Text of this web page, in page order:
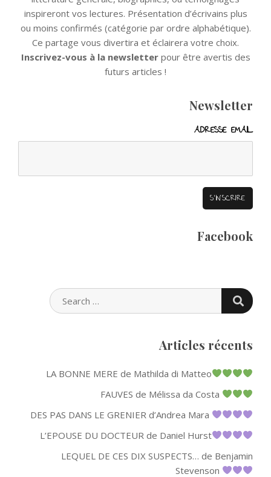
inspireront vos lectures. Présentation d’écrivains plus
ou moins confirmés (catégorie par ordre alphabétique).
Ce partage vous divertira et éclairera votre choix.
Inscrivez-vous à la newsletterpour être avertis des
futurs articles !
Newsletter
ADRESSE EMAIL
Facebook
SEARCH
FOR:
Articles récents
LA BONNE MERE de Mathilda di Matteo
FAUVES de Mélissa da Costa
DES PAS DANS LE GRENIER d’Andrea Mara
L’EPOUSE DU DOCTEUR de Daniel Hurst
LEQUEL DE CES DIX SUSPECTS… de Benjamin
Stevenson